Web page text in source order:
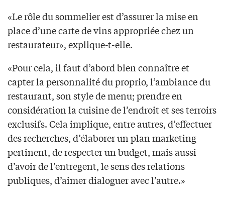
«Le rôle du sommelier est d’assurer la mise en
place d’une carte de vins appropriée chez un
restaurateur», explique-t-elle.
«Pour cela, il faut d’abord bien connaître et
capter la personnalité du proprio, l’ambiance du
restaurant, son style de menu; prendre en
considération la cuisine de l’endroit et ses terroirs
exclusifs. Cela implique, entre autres, d’effectuer
des recherches, d’élaborer un plan marketing
pertinent, de respecter un budget, mais aussi
d’avoir de l’entregent, le sens des relations
publiques, d’aimer dialoguer avec l’autre.»